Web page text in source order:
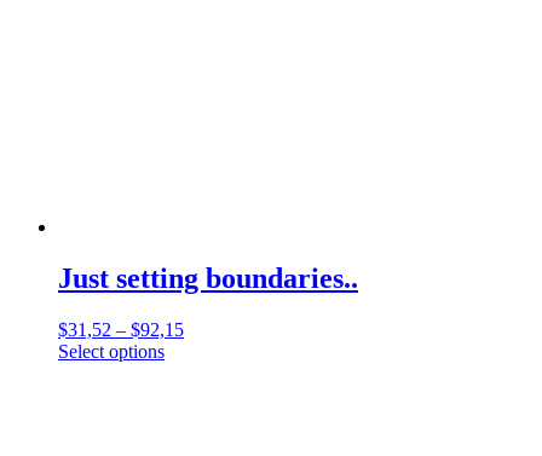
Just setting boundaries..
$31,52 – $92,15
Select options